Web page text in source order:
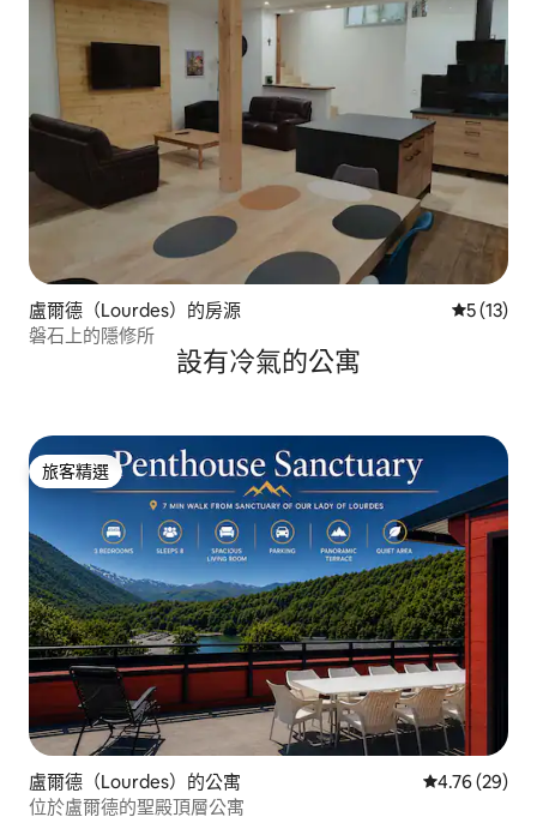
盧爾德（Lourdes）的房源 從 13 則
5 (13)
磐石上的隱修所
設有冷氣的公寓
旅客精選
旅客精選
盧爾德（Lourdes）的公寓 從 29 則評價
4.76 (29)
位於盧爾德的聖殿頂層公寓